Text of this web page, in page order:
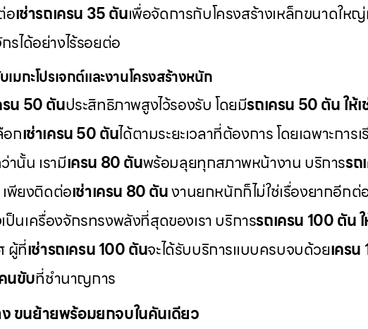
อเช่ารถเครน 35 ตันเพื่อจัดการกับโครงสร้างเหล็กขนาดให
รได้อย่างไร้รอยต่อ
มกะโปรเจกต์และงานโครงสร้างหนัก
รน 50 ตันประสิทธิภาพสูงไว้รองรับ โดยมีรถเครน 50 ตัน ให้เ
อกเช่าเครน 50 ตันได้ตามระยะเวลาที่ต้องการ โดยเฉพาะการ
นั้น เรามีเครน 80 ตันพร้อมลุยทุกสภาพหน้างาน บริการรถ
เพียงติดต่อเช่าเครน 80 ตันงานยกหนักก็ไม่ใช่เรื่องยากอีกต่
ป็นเครื่องจักรทรงพลังที่สุดของเรา บริการรถเครน 100 ตัน ใ
ผู้ที่เช่ารถเครน 100 ตันจะได้รับบริการแบบครบจบด้วยเคร
นขับที่ชำนาญการ
ขนย้ายพร้อมยกจบในคันเดียว